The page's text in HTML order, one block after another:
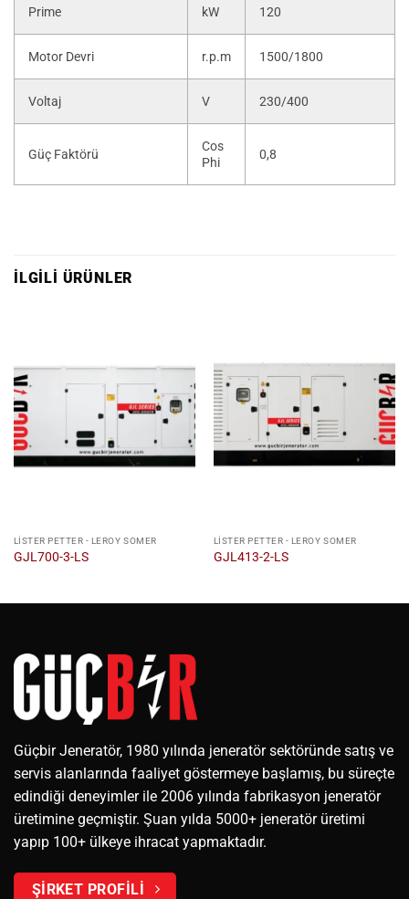
Prime kW 120
Motor Devri r.p.m 1500/1800
Voltaj V 230/400
Güç Faktörü
Cos
Phi
0,8
İLGILI ÜRÜNLER
LISTER PETTER - LEROY SOMER
GJL700-3-LS
LISTER PETTER - LEROY SOMER
GJL413-2-LS
Güçbir Jeneratör, 1980 yılında jeneratör sektöründe satış ve
servis alanlarında faaliyet göstermeye başlamış, bu süreçte
edindiği deneyimler ile 2006 yılında fabrikasyon jeneratör
üretimine geçmiştir. Şuan yılda 5000+ jeneratör üretimi
yapıp 100+ ülkeye ihracat yapmaktadır.
ŞİRKET PROFİLİ